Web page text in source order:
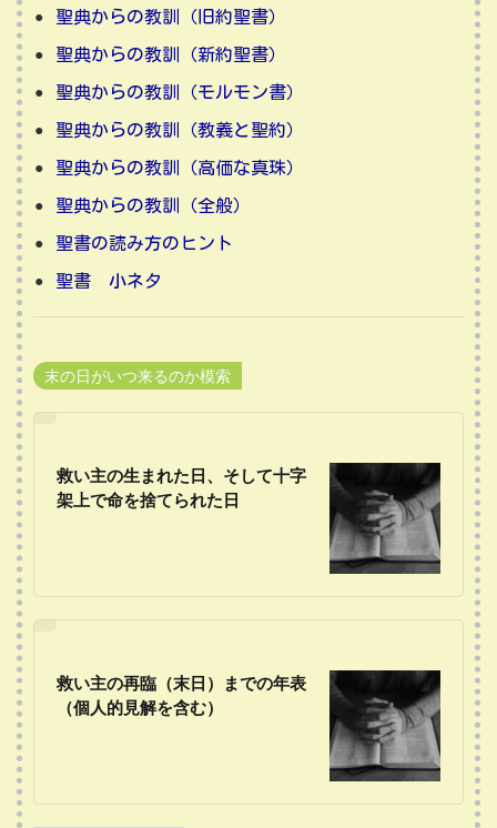
聖典からの教訓（旧約聖書）
聖典からの教訓（新約聖書）
聖典からの教訓（モルモン書）
聖典からの教訓（教義と聖約）
聖典からの教訓（高価な真珠）
聖典からの教訓（全般）
聖書の読み方のヒント
聖書 小ネタ
末の日がいつ来るのか模索
救い主の生まれた日、そして十字
架上で命を捨てられた日
救い主の再臨（末日）までの年表
（個人的見解を含む）